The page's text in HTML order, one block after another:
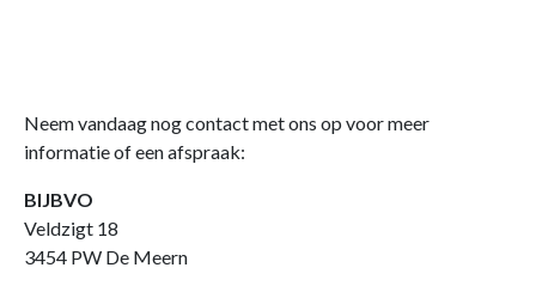
Neem vandaag nog contact met ons op voor meer
informatie of een afspraak:
BIJBVO
Veldzigt 18
3454 PW De Meern